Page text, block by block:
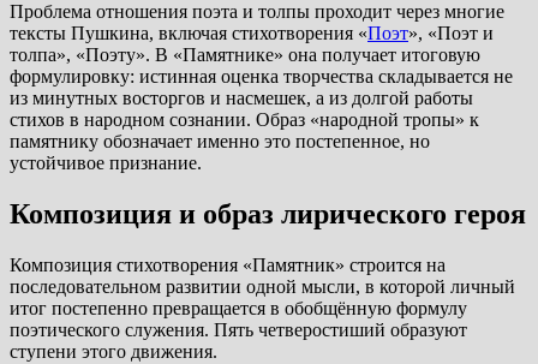
Проблема отношения поэта и толпы проходит через многие
тексты Пушкина, включая стихотворения «Поэт», «Поэт и
толпа», «Поэту». В «Памятнике» она получает итоговую
формулировку: истинная оценка творчества складывается не
из минутных восторгов и насмешек, а из долгой работы
стихов в народном сознании. Образ «народной тропы» к
памятнику обозначает именно это постепенное, но
устойчивое признание.
Композиция и образ лирического героя
Композиция стихотворения «Памятник» строится на
последовательном развитии одной мысли, в которой личный
итог постепенно превращается в обобщённую формулу
поэтического служения. Пять четверостиший образуют
ступени этого движения.